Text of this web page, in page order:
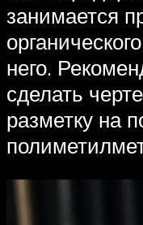
занимается
него.
сделать
разметку на